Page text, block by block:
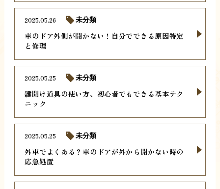
車のドア外側が開かない！自分でできる原因特定
と修理
2025.05.26 未分類
鍵開け道具の使い方、初心者でもできる基本テク
ニック
2025.05.25 未分類
外車でよくある？車のドアが外から開かない時の
応急処置
2025.05.25 未分類